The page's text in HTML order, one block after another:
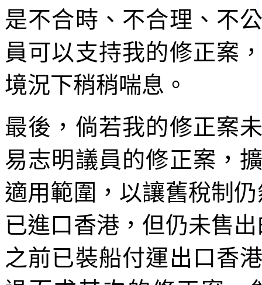
是不合時、不合理、不
員可以支持我的修正案
境況下稍稍喘息。
最後，倘若我的修正案
易志明議員的修正案，
適用範圍，以讓舊稅制
已進口香港，但仍未售
之前已裝船付運出口香